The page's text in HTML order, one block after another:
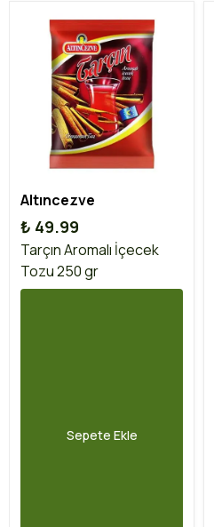
Altıncezve
₺ 49.99
Tarçın Aromalı İçecek
Tozu 250 gr
Sepete Ekle